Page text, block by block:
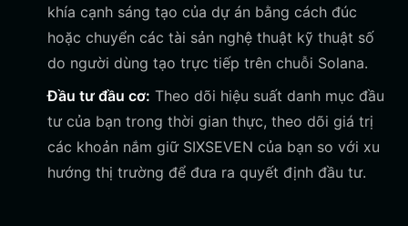
khía cạnh sáng tạo của dự án bằng cách đúc
hoặc chuyển các tài sản nghệ thuật kỹ thuật số
do người dùng tạo trực tiếp trên chuỗi Solana.
Đầu tư đầu cơ: Theo dõi hiệu suất danh mục đầu
tư của bạn trong thời gian thực, theo dõi giá trị
các khoản nắm giữ SIXSEVEN của bạn so với xu
hướng thị trường để đưa ra quyết định đầu tư.